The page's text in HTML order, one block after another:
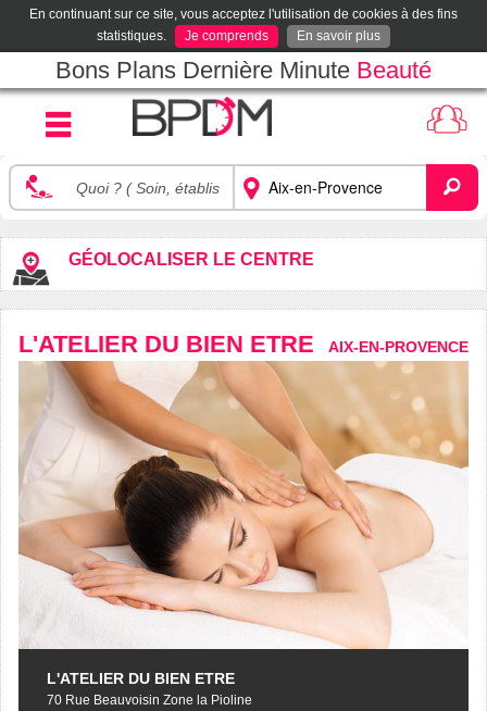
En continuant sur ce site, vous acceptez l'utilisation de cookies à des fins
statistiques.
Je comprends En savoir plus
Bons Plans Dernière Minute Beauté
GÉOLOCALISER LE CENTRE
L'ATELIER DU BIEN ETRE AIX-EN-PROVENCE
L'ATELIER DU BIEN ETRE
70 Rue Beauvoisin Zone la Pioline